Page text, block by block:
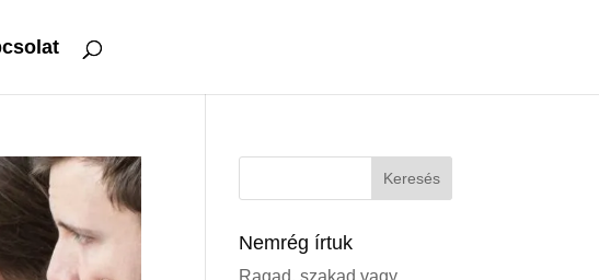
Nemrég írtuk
Ragad, szakad vagy